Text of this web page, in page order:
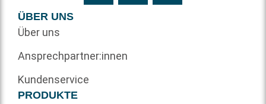
ÜBER UNS
Über uns
Ansprechpartner:innen
Kundenservice
PRODUKTE